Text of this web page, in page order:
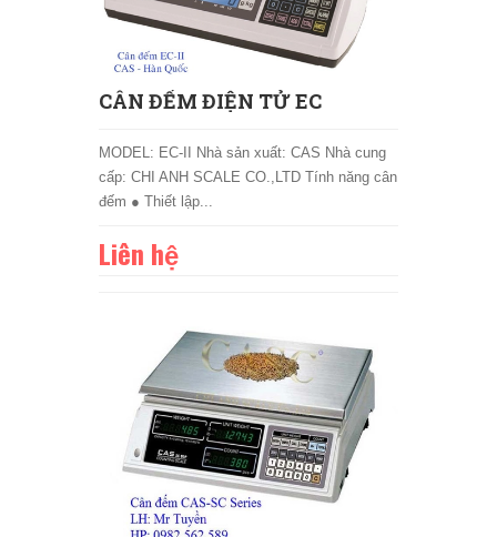
CÂN ĐẾM ĐIỆN TỬ EC
MODEL: EC-II Nhà sản xuất: CAS Nhà cung
cấp: CHI ANH SCALE CO.,LTD Tính năng cân
đếm ● Thiết lập...
Liên hệ